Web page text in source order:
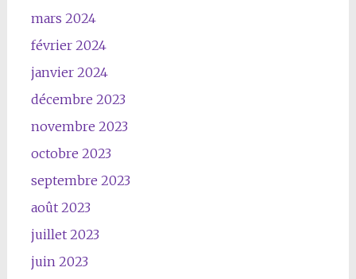
mars 2024
février 2024
janvier 2024
décembre 2023
novembre 2023
octobre 2023
septembre 2023
août 2023
juillet 2023
juin 2023